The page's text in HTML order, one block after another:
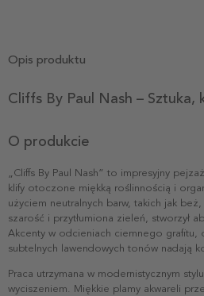
Opis produktu
Cliffs By Paul Nash – Sztuka,
O produkcie
„Cliffs By Paul Nash” to impresyjny
klify otoczone miękką roślinnością i
użyciem neutralnych barw, takich jak
szarość i przytłumiona zieleń, stworzył
Akcenty w odcieniach ciemnego grafitu,
subtelnych lawendowych tonów nadają
Praca utrzymana w modernistycznym
wyciszeniem. Miękkie plamy akwareli